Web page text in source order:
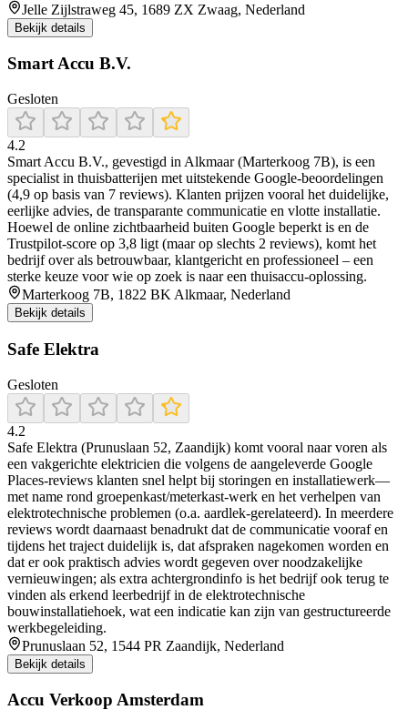
Jelle Zijlstraweg 45, 1689 ZX Zwaag, Nederland
Bekijk details
Smart Accu B.V.
Gesloten
4.2
Smart Accu B.V., gevestigd in Alkmaar (Marterkoog 7B), is een
specialist in thuisbatterijen met uitstekende Google-beoordelingen
(4,9 op basis van 7 reviews). Klanten prijzen vooral het duidelijke,
eerlijke advies, de transparante communicatie en vlotte installatie.
Hoewel de online zichtbaarheid buiten Google beperkt is en de
Trustpilot-score op 3,8 ligt (maar op slechts 2 reviews), komt het
bedrijf over als betrouwbaar, klantgericht en professioneel – een
sterke keuze voor wie op zoek is naar een thuisaccu-oplossing.
Marterkoog 7B, 1822 BK Alkmaar, Nederland
Bekijk details
Safe Elektra
Gesloten
4.2
Safe Elektra (Prunuslaan 52, Zaandijk) komt vooral naar voren als
een vakgerichte elektricien die volgens de aangeleverde Google
Places-reviews klanten snel helpt bij storingen en installatiewerk—
met name rond groepenkast/meterkast-werk en het verhelpen van
elektrotechnische problemen (o.a. aardlek-gerelateerd). In meerdere
reviews wordt daarnaast benadrukt dat de communicatie vooraf en
tijdens het traject duidelijk is, dat afspraken nagekomen worden en
dat er ook praktisch advies wordt gegeven over noodzakelijke
vernieuwingen; als extra achtergrondinfo is het bedrijf ook terug te
vinden als erkend leerbedrijf in de elektrotechnische
bouwinstallatiehoek, wat een indicatie kan zijn van gestructureerde
werkbegeleiding.
Prunuslaan 52, 1544 PR Zaandijk, Nederland
Bekijk details
Accu Verkoop Amsterdam